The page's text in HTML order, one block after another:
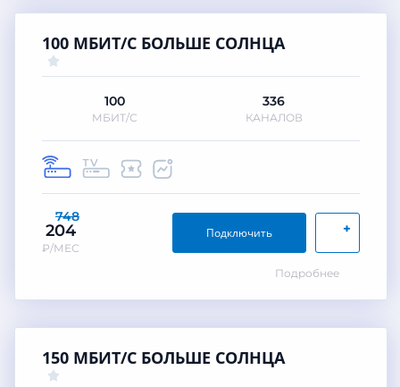
100 МБИТ/С БОЛЬШЕ СОЛНЦА
100
МБИТ/С
336
КАНАЛОВ
748
204
₽/МЕС
+
Подключить
Подробнее
150 МБИТ/С БОЛЬШЕ СОЛНЦА